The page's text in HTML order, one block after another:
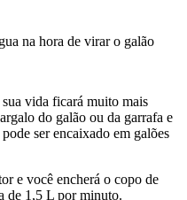
na hora de virar o galão
vida ficará muito mais
do galão ou da garrafa e
ser encaixado em galões
e você encherá o copo de
de 1,5 L por minuto.